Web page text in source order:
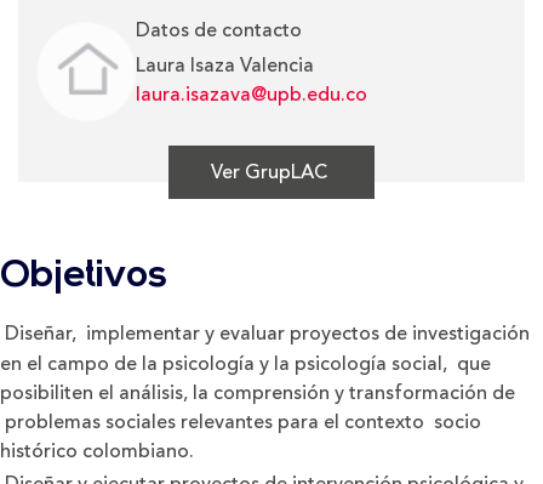
Datos de contacto
Laura Isaza Valencia
laura.isazava@upb.edu.co
Ver GrupLAC
Objetivos
Diseñar, implementar y evaluar proyectos de investigación
en el campo de la psicología y la psicología social, que
posibiliten el análisis, la comprensión y transformación de
problemas sociales relevantes para el contexto socio
histórico colombiano.